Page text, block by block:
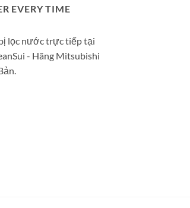
EVERY TIME
lọc nước trực tiếp tại
- Hãng Mitsubishi